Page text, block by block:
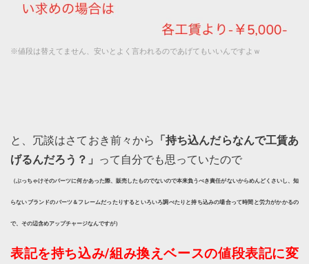
※値段は替えてません、安いとよく言われるのであげてもいいんですよｗ
と、冗談はさておき前々から 「持ち込んだらなんで工賃あ
げるんだろう？」 って自分でも思っていたので
（ぶっちゃけそのパーツに何かあった際、販売したものでないので本来負うべき責任がないからめんどくさいし、知
らないブランドのパーツ＆フレームだったりするといろいろ調べたりと持ち込みの場合って時間と労力がかかるの
で、その辺含めアップチャージなんですが）
表記を持ち込み/組み換えベースの値段表記に変